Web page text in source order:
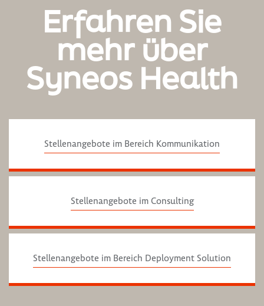
Erfahren Sie
mehr über
Syneos Health
Stellenangebote im Bereich Kommunikation
Stellenangebote im Consulting
Stellenangebote im Bereich Deployment Solution